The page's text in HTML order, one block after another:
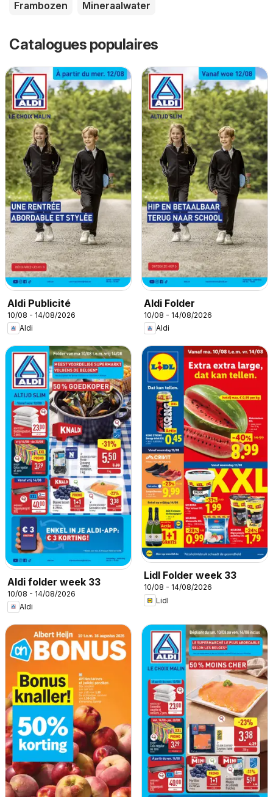
Frambozen Mineraalwater
Catalogues populaires
Aldi Publicité
10/08 - 14/08/2026
Aldi
Aldi Folder
10/08 - 14/08/2026
Aldi
Aldi folder week 33
10/08 - 14/08/2026
Aldi
Lidl Folder week 33
10/08 - 14/08/2026
Lidl